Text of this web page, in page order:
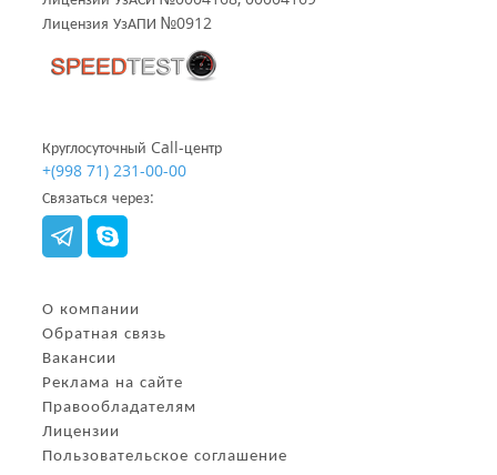
Лицензия УзАПИ №0912
Круглосуточный Call-центр
+(998 71) 231-00-00
Связаться через:
О компании
Обратная связь
Вакансии
Реклама на сайте
Правообладателям
Лицензии
Пользовательское соглашение